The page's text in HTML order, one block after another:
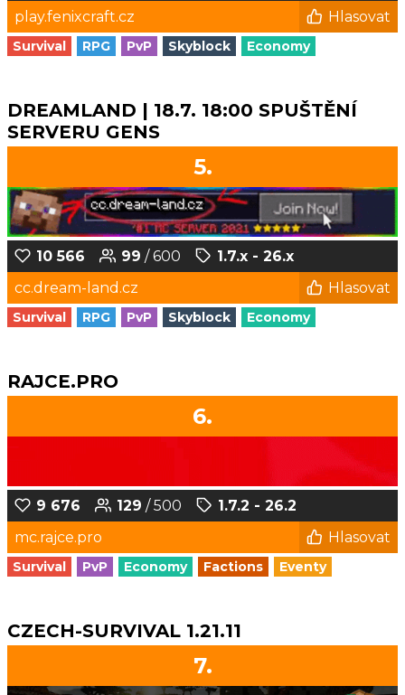
play.fenixcraft.cz
Hlasovat
Survival RPG PvP Skyblock Economy
DREAMLAND | 18.7. 18:00 SPUŠTĚNÍ
SERVERU GENS
5.
10 566 99 / 600
1.7.x - 26.x
cc.dream-land.cz
Hlasovat
Survival RPG PvP Skyblock Economy
RAJCE.PRO
6.
9 676 129 / 500
1.7.2 - 26.2
mc.rajce.pro
Hlasovat
Survival PvP Economy Factions Eventy
CZECH-SURVIVAL 1.21.11
7.